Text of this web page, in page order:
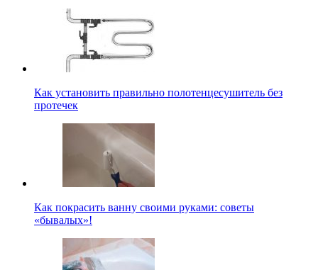
Как установить правильно полотенцесушитель без
протечек
Как покрасить ванну своими руками: советы
«бывалых»!